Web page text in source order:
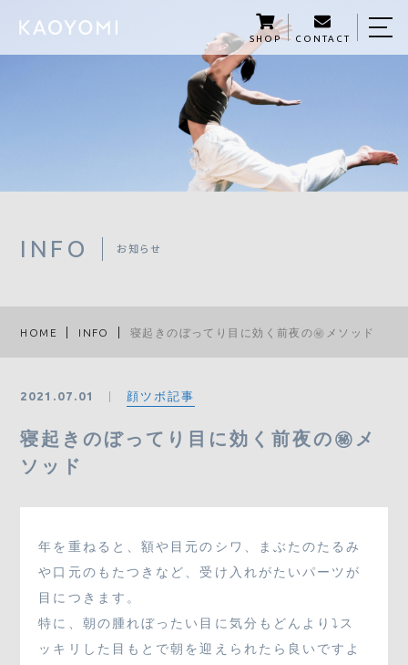
SHOP CONTACT
INFO お知らせ
HOME INFO 寝起きのぼってり目に効く前夜の㊙メソッド
2021.07.01 顔ツボ記事
寝起きのぼってり目に効く前夜の㊙メ
ソッド
年を重ねると、額や目元のシワ、まぶたのたるみ
や口元のもたつきなど、受け入れがたいパーツが
目につきます。
特に、朝の腫れぼったい目に気分もどんより⤵ス
ッキリした目もとで朝を迎えられたら良いですよ
HOME
KAOYOMIについて
商品紹介
KAOYOMI STORY
03-3796-8880